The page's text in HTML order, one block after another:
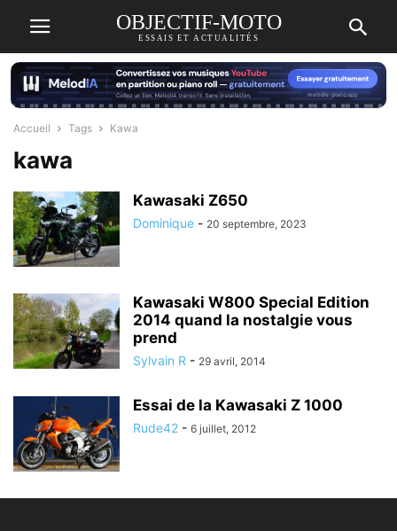
OBJECTIF-MOTO
ESSAIS ET ACTUALITÉS
Accueil Tags Kawa
kawa
Kawasaki Z650
Dominique - 20 septembre, 2023
Kawasaki W800 Special Edition
2014 quand la nostalgie vous
prend
Sylvain R - 29 avril, 2014
Essai de la Kawasaki Z 1000
Rude42 - 6 juillet, 2012